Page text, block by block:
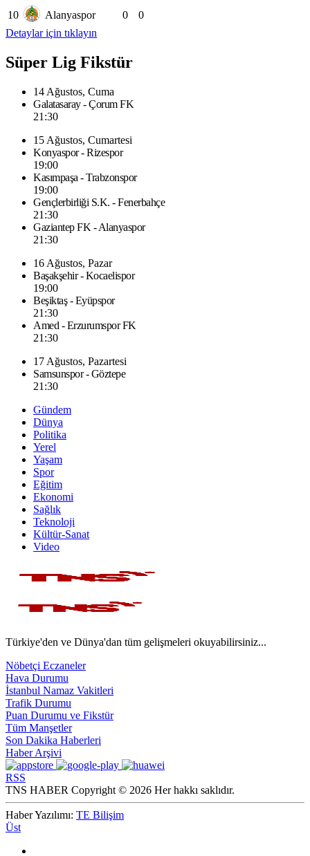
10 Alanyaspor 0
0
Detaylar için tıklayın
Süper Lig Fikstür
14 Ağustos, Cuma
Galatasaray - Çorum FK
21:30
15 Ağustos, Cumartesi
Konyaspor - Rizespor
19:00
Kasımpaşa - Trabzonspor
19:00
Gençlerbirliği S.K. - Fenerbahçe
21:30
Gaziantep FK - Alanyaspor
21:30
16 Ağustos, Pazar
Başakşehir - Kocaelispor
19:00
Beşiktaş - Eyüpspor
21:30
Amed - Erzurumspor FK
21:30
17 Ağustos, Pazartesi
Samsunspor - Göztepe
21:30
Gündem
Dünya
Politika
Yerel
Yaşam
Spor
Eğitim
Ekonomi
Sağlık
Teknoloji
Kültür-Sanat
Video
Türkiye'den ve Dünya'dan tüm gelişmeleri okuyabilirsiniz...
Nöbetçi Eczaneler
Hava Durumu
İstanbul Namaz Vakitleri
Trafik Durumu
Puan Durumu ve Fikstür
Tüm Manşetler
Son Dakika Haberleri
Haber Arşivi
RSS
TNS HABER Copyright © 2026 Her hakkı saklıdır.
Haber Yazılımı: TE Bilişim
Üst